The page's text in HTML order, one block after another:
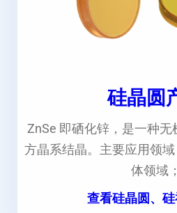
硅晶圆
ZnSe 即硒化锌，是一种
方晶系结晶。主要应用领
体领域；
查看硅晶圆、